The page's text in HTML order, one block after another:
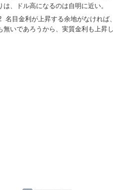
は、ドル高になるのは自明に近い。
名目金利が上昇する余地がなければ
無いであろうから、実質金利も上昇し